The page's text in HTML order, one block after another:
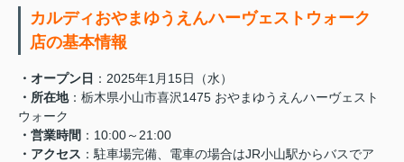
カルディおやまゆうえんハーヴェストウォーク
店の基本情報
・オープン日 ：2025年1月15日（水）
・所在地：栃木県小山市喜沢1475 おやまゆうえんハーヴェスト
ウォーク
・営業時間 ：10:00～21:00
・アクセス ：駐車場完備、電車の場合はJR小山駅からバスでア